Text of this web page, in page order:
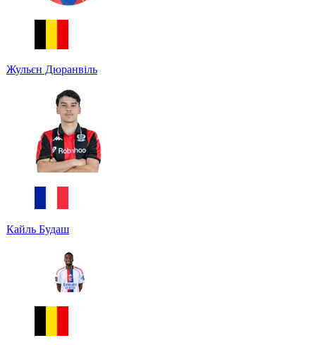
Жульєн Дюранвіль
Кайль Будаш